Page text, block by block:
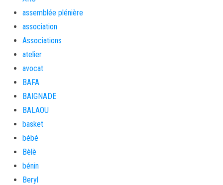
assemblée plénière
association
Associations
atelier
avocat
BAFA
BAIGNADE
BALAOU
basket
bébé
Bèlè
bénin
Beryl